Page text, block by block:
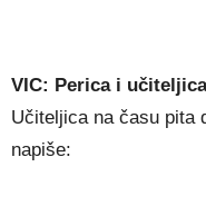
VIC: Perica i učiteljica
Učiteljica na času pita
napiše: